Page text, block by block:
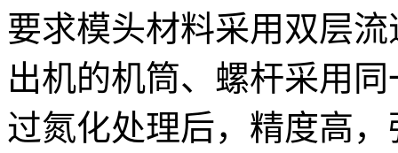
要求模头材料采用双层
出机的机筒、螺杆采用
过氮化处理后，精度高